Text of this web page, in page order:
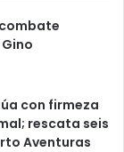
con firmeza
rescata seis
Aventuras